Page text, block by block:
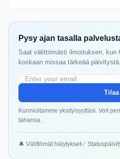
Pysy ajan tasalla
Saat välittömästi ilmoituksen, kun
koskaan missaa tärkeää päivitystä.
Tilaa
Kunnioitamme yksityisyyttäsi. Voit
tahansa.
🔔 Välittömät hälytykset✅